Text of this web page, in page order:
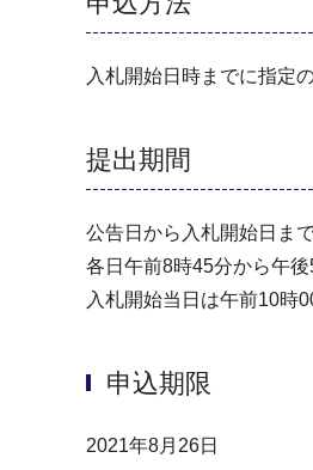
⼊札開始⽇時までに指定
提出期間
公告⽇から⼊札開始⽇ま
各⽇午前8時45分から午
⼊札開始当⽇は午前10時
申込期限
2021年8月26日